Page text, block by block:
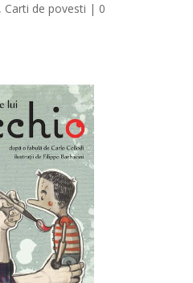
, Carti de povesti | 0